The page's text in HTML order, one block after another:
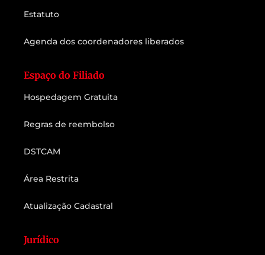
Estatuto
Agenda dos coordenadores liberados
Espaço do Filiado
Hospedagem Gratuita
Regras de reembolso
DSTCAM
Área Restrita
Atualização Cadastral
Jurídico